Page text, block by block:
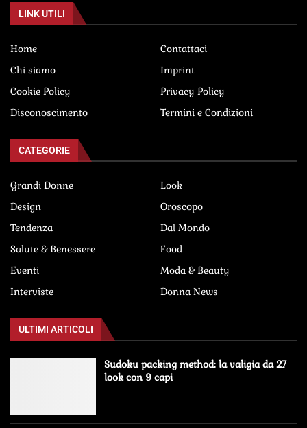
LINK UTILI
Home
Contattaci
Chi siamo
Imprint
Cookie Policy
Privacy Policy
Disconoscimento
Termini e Condizioni
CATEGORIE
Grandi Donne
Look
Design
Oroscopo
Tendenza
Dal Mondo
Salute & Benessere
Food
Eventi
Moda & Beauty
Interviste
Donna News
ULTIMI ARTICOLI
Sudoku packing method: la valigia da 27
look con 9 capi